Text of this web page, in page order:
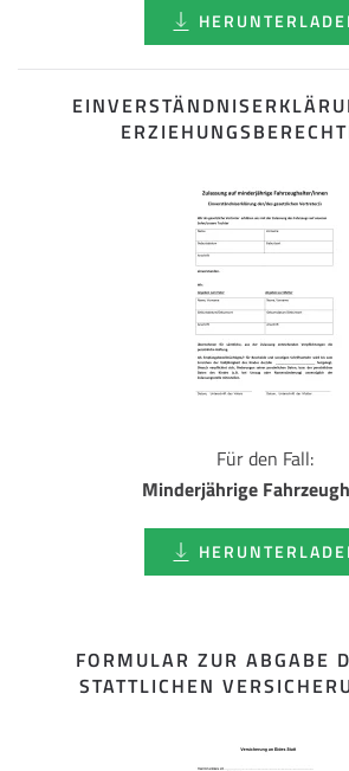
Für den Fall:
Minderjährige
FORMULAR ZUR ABGABE
STATTLICHEN